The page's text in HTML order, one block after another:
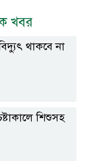
খবর
থাকবে না
শিশুসহ